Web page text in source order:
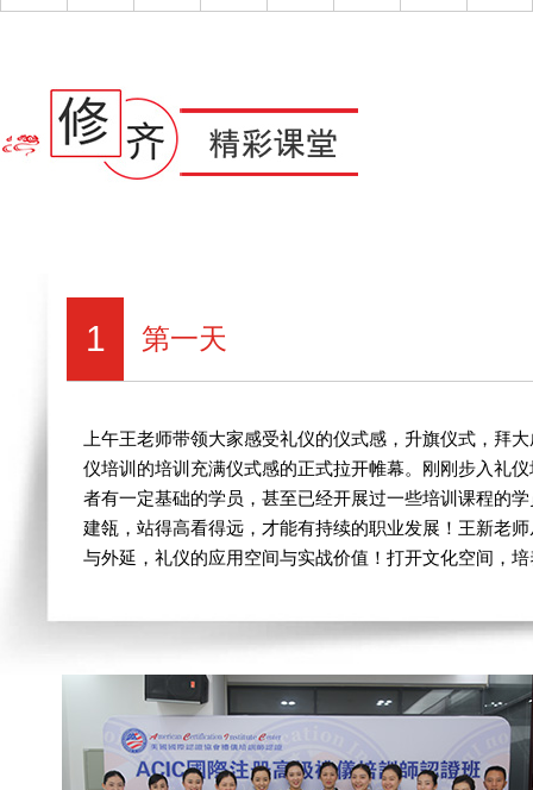
1 第一天
上午王老师带领大家感受礼仪的仪式感，升旗仪式，拜
仪培训的培训充满仪式感的正式拉开帷幕。刚刚步入礼
者有一定基础的学员，甚至已经开展过一些培训课程的
建瓴，站得高看得远，才能有持续的职业发展！王新老
与外延，礼仪的应用空间与实战价值！打开文化空间，